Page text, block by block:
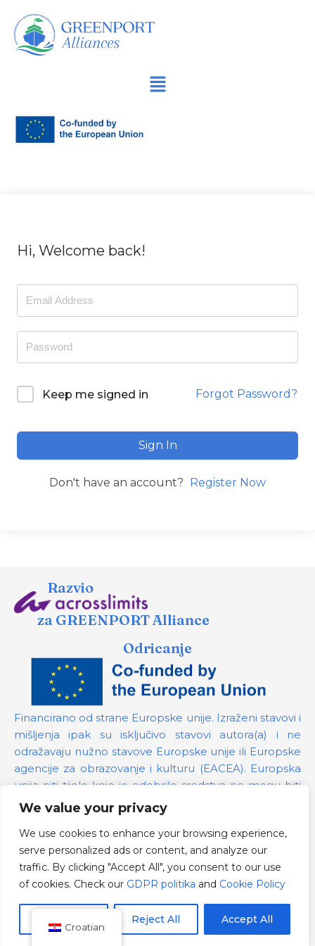
We value your privacy
We use cookies to enhance your browsing experience,
serve personalized ads or content, and analyze our
traffic. By clicking "Accept All", you consent to our use
of cookies. Check our GDPR politika and Cookie Policy
Reject All Accept All
İçeriğe
geç
Hi, Welcome back!
Keep me signed in Forgot Password?
Sign In
Don't have an account? Register Now
Razvio
za GREENPORT Alliance
Odricanje
Financirano od strane Europske unije. Izraženi stavovi i
mišljenja ipak su isključivo stavovi autora(a) i ne
odražavaju nužno stavove Europske unije ili Europske
agencije za obrazovanje i kulturu (EACEA). Europska
unija niti tijelo koje je odobrilo sredstva ne mogu biti
odgovorni za te stavove.
Broj projekta:101139879
GDPR politika
Cookie Policy
Croatian